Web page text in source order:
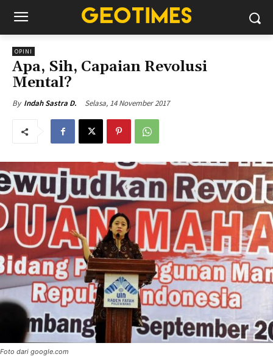
OPINI
Apa, Sih, Capaian Revolusi
Mental?
By Indah Sastra D. Selasa, 14 November 2017
Foto dari google.com